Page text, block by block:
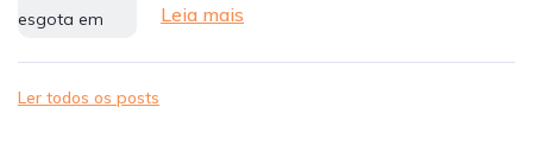
Leia mais
Ler todos os posts